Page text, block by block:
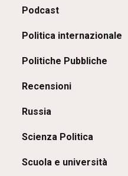
Podcast
Politica internazionale
Politiche Pubbliche
Recensioni
Russia
Scienza Politica
Scuola e università